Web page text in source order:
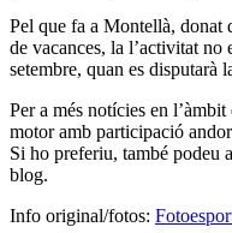
Pel que fa a Montellà, donat
de vacances, la l’activitat
setembre, quan es disputarà
Per a més notícies en
motor amb participació
Si ho preferiu, també podeu
blog.
Info original/fotos: